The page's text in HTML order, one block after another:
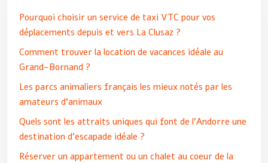
Pourquoi choisir un service de taxi VTC pour vos
déplacements depuis et vers La Clusaz ?
Comment trouver la location de vacances idéale au
Grand-Bornand ?
Les parcs animaliers français les mieux notés par les
amateurs d’animaux
Quels sont les attraits uniques qui font de l’Andorre une
destination d’escapade idéale ?
Réserver un appartement ou un chalet au coeur de la